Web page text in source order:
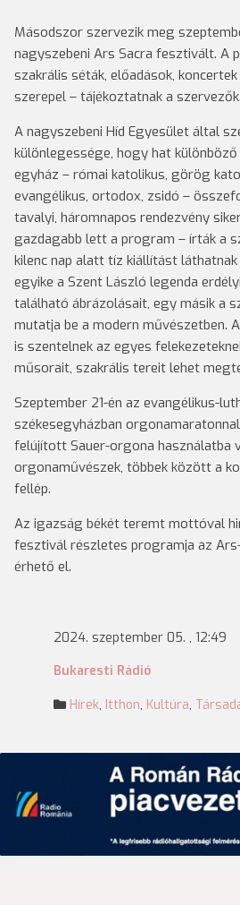
Másodszor szervezik meg
nagyszebeni Ars Sacra fesztivált. A
szakrális séták, előadások,
szerepel – tájékoztatnak a szervezők.
A nagyszebeni Híd Egyesület által
különlegessége, hogy hat
egyház – római katolikus, görög
evangélikus, ortodox, zsidó –
tavalyi, háromnapos rendezvény
gazdagabb lett a program – írták a
kilenc nap alatt tíz kiállítást láthatnak
egyike a Szent László legenda
található ábrázolásait, egy másik a
mutatja be a modern művészetben.
is szentelnek az egyes
műsorait, szakrális tereit lehet
Szeptember 21-én az evangélikus-
székesegyházban
felújított Sauer-orgona használatba
orgonaművészek, többek között a
fellép.
Az igazság békét teremt mottóval
fesztivál részletes programja az
érhető el.
2024. szeptember 05. , 12:49
Bukaresti Rádió
Hírek, Itthon, Kultúra,